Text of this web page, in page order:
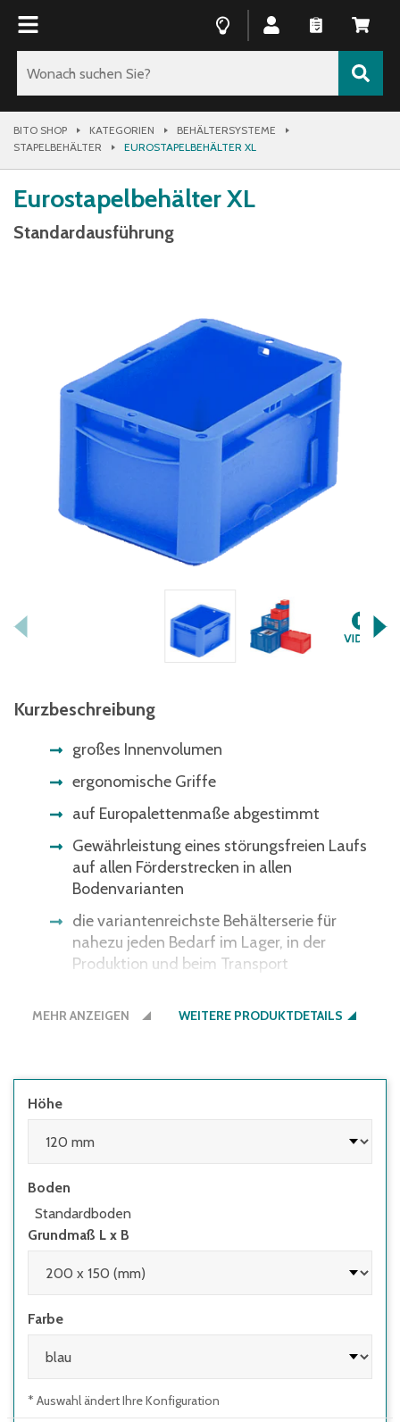
BITO SHOP KATEGORIEN
BEHÄLTERSYSTEME
STAPELBEHÄLTER
EUROSTAPELBEHÄLTER XL
Eurostapelbehälter XL
Standardausführung
Kurzbeschreibung
großes Innenvolumen
ergonomische Griffe
auf Europalettenmaße abgestimmt
Gewährleistung eines störungsfreien Laufs
auf allen Förderstrecken in allen
Bodenvarianten
die variantenreichste Behälterserie für
nahezu jeden Bedarf im Lager, in der
Produktion und beim Transport
Handhabung
MEHR ANZEIGEN WEITERE PRODUKTDETAILS
Höhe
Boden
Standardboden
Grundmaß L x B
Farbe
* Auswahl ändert Ihre Konfiguration